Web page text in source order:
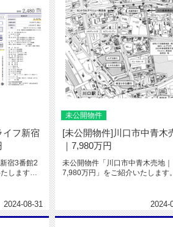
イフ新宿
宿3番館2
します。
2024-08-31
未公開物件
[未公開物件]川口市中青木
｜7,980万円
未公開物件「川口市中青木売地｜
7,980万円」をご紹介いたします
2024-